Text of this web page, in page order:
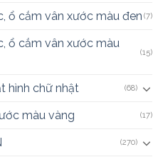
ổ cắm vân xước màu đen (7)
ổ cắm vân xước màu
(15)
hình chữ nhật (68)
màu vàng (17)
(270)